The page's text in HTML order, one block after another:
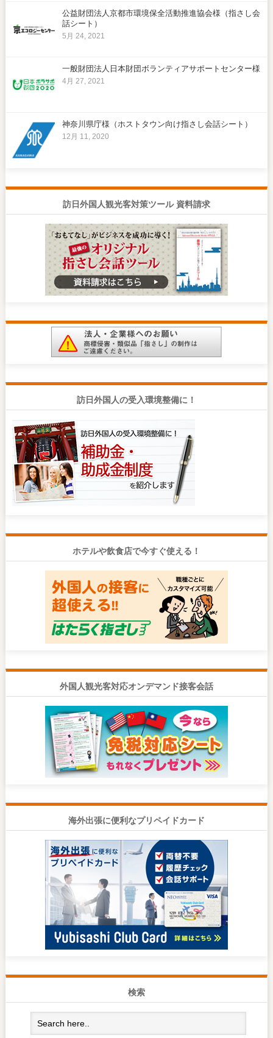
公益財団法人京都市環境保全活動推進協会様（指さし会
話シート）
5月 24, 2021
一般財団法人日本財団ボランティアサポートセンター様
4月 27, 2021
神奈川県庁様（ホストタウン向け指さし会話シート）
12月 11, 2020
訪日外国人観光客対策ツール 資料請求
訪日外国人の受入環境整備に！
ホテルや飲食店で今すぐ使える！
外国人観光客対応オンデマンド接客会話
海外出張に便利なプリペイドカード
検索